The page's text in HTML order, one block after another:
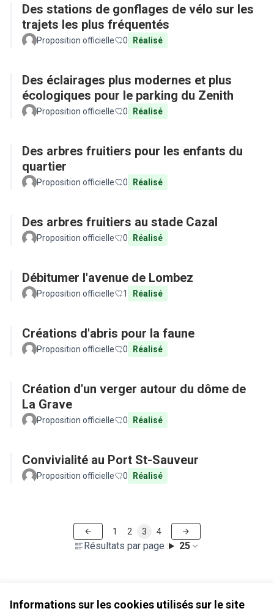
Informations sur les cookies utilisés sur le site
Des stations de gonflages de vélo sur les
trajets les plus fréquentés
Proposition officielle 0 Réalisé
Des éclairages plus modernes et plus
écologiques pour le parking du Zenith
Proposition officielle 0 Réalisé
Des arbres fruitiers pour les enfants du
quartier
Proposition officielle 0 Réalisé
Des arbres fruitiers au stade Cazal
Proposition officielle 0 Réalisé
Débitumer l'avenue de Lombez
Proposition officielle 1 Réalisé
Créations d'abris pour la faune
Proposition officielle 0 Réalisé
Création d'un verger autour du dôme de
La Grave
Proposition officielle 0 Réalisé
Convivialité au Port St-Sauveur
Proposition officielle 0 Réalisé
Résultats par page : 25
1 2 3 4